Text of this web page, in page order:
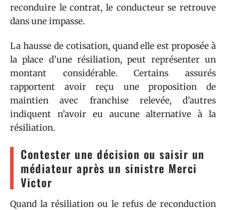
reconduire le contrat, le conducteur se retrouve
dans une impasse.
La hausse de cotisation, quand elle est proposée à
la place d’une résiliation, peut représenter un
montant considérable. Certains assurés
rapportent avoir reçu une proposition de
maintien avec franchise relevée, d’autres
indiquent n’avoir eu aucune alternative à la
résiliation.
Contester une décision ou saisir un
médiateur après un sinistre Merci
Victor
Quand la résiliation ou le refus de reconduction